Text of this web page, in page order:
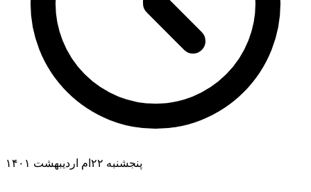
پنجشنبه ۲۲ام اردیبهشت ۱۴۰۱